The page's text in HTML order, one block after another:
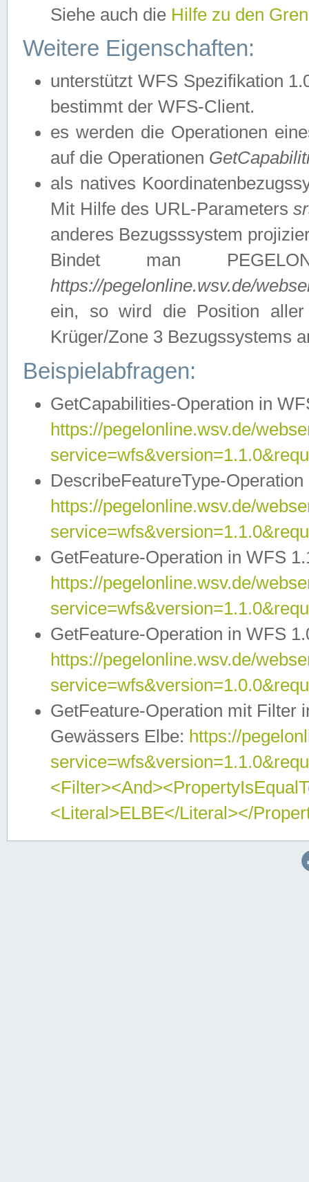
Siehe auch die Hilfe zu den
Weitere Eigenschaften:
unterstützt WFS Spezifikation
bestimmt der WFS-Client.
es werden die Operationen
auf die Operationen
als natives
Mit Hilfe des URL-Parameters
anderes Bezugsssystem
Bindet man
https://pegelonline.wsv.de/
ein, so wird die Position
Krüger/Zone 3 Bezugssystems
Beispielabfragen:
GetCapabilities-Operation in
https://pegelonline.wsv.de/
DescribeFeatureType-
https://pegelonline.wsv.de/
GetFeature-Operation in WFS
https://pegelonline.wsv.de/
GetFeature-Operation in WFS
https://pegelonline.wsv.de/
GetFeature-Operation mit Filter
Gewässers Elbe: https://
<Literal>ELBE</Literal></